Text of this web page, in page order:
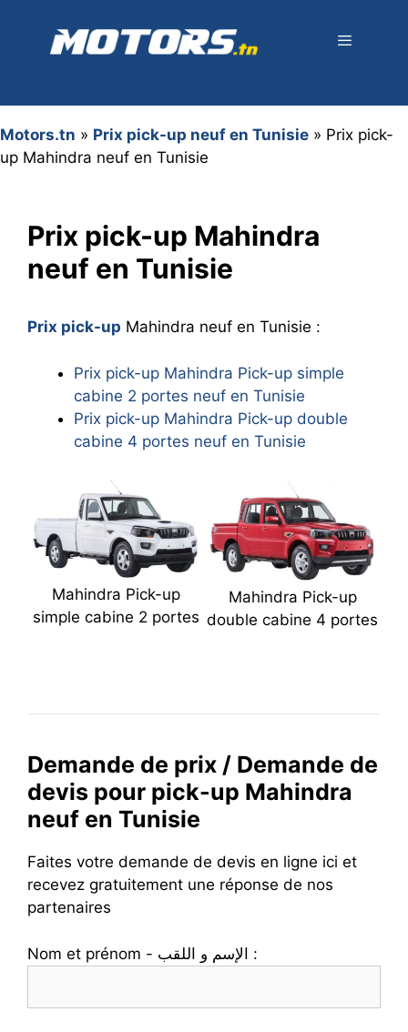
contenu
Motors.tn » Prix pick-up neuf en Tunisie » Prix pick-
up Mahindra neuf en Tunisie
Prix pick-up Mahindra
neuf en Tunisie
Prix pick-up Mahindra neuf en Tunisie :
Prix pick-up Mahindra Pick-up simple
cabine 2 portes neuf en Tunisie
Prix pick-up Mahindra Pick-up double
cabine 4 portes neuf en Tunisie
Mahindra Pick-up
simple cabine 2 portes
Mahindra Pick-up
double cabine 4 portes
Demande de prix / Demande de
devis pour pick-up Mahindra
neuf en Tunisie
Faites votre demande de devis en ligne ici et
recevez gratuitement une réponse de nos
partenaires
Nom et prénom - الإسم و اللقب :